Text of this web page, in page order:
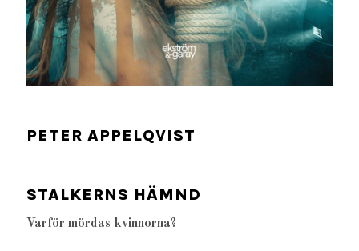
PETER APPELQVIST
STALKERNS HÄMND
Varför mördas kvinnorna?